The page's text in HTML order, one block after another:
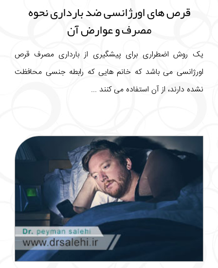
قرص های اورژانسی ضد بارداری نحوه
مصرف و عوارض آن
یک روش اضطراری برای پیشگیری از بارداری مصرف قرص
اورژانسی می باشد که خانم هایی که رابطه جنسی محافظت
نشده دارند، از آن استفاده می کنند ...